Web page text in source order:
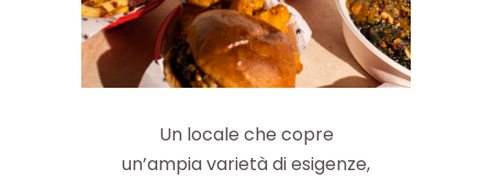
Un locale che copre
un’ampia varietà di esigenze,